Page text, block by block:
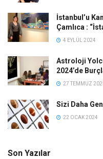
İstanbul’u
Çamlıca :
4 EYLÜL 2024
Astroloji
2024’de
27 TEMMUZ
Sizi Daha
22 OCAK 2024
Son Yazılar